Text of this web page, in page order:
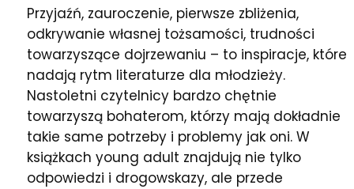
Przyjaźń, zauroczenie, pierwsze zbliżenia,
odkrywanie własnej tożsamości, trudności
towarzyszące dojrzewaniu – to inspiracje, które
nadają rytm literaturze dla młodzieży.
Nastoletni czytelnicy bardzo chętnie
towarzyszą bohaterom, którzy mają dokładnie
takie same potrzeby i problemy jak oni. W
książkach young adult znajdują nie tylko
odpowiedzi i drogowskazy, ale przede